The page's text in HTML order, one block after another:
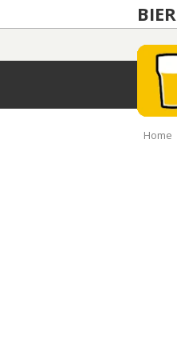
BIER
Home